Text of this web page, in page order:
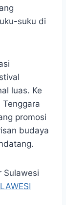
suku di
luas. Ke
promosi
budaya
Sulawesi